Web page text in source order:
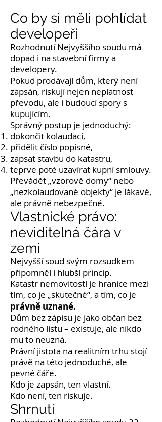
Co by si měli pohlídat
developeři
Rozhodnutí Nejvyššího soudu má
dopad i na stavební firmy a
developery.
Pokud prodávají dům, který není
zapsán, riskují nejen neplatnost
převodu, ale i budoucí spory s
kupujícím.
Správný postup je jednoduchý:
dokončit kolaudaci,
přidělit číslo popisné,
zapsat stavbu do katastru,
teprve poté uzavírat kupní smlouvy.
Převádět „vzorové domy“ nebo
„nezkolaudované objekty“ je lákavé,
ale právně nebezpečné.
Vlastnické právo:
neviditelná čára v
zemi
Nejvyšší soud svým rozsudkem
připomněl i hlubší princip.
Katastr nemovitostí je hranice mezi
tím, co je „skutečné“, a tím, co je
právně uznané.
Dům bez zápisu je jako občan bez
rodného listu – existuje, ale nikdo
mu to neuzná.
Právní jistota na realitním trhu stojí
právě na této jednoduché, ale
pevné čáře.
Kdo je zapsán, ten vlastní.
Kdo není, ten riskuje.
Shrnutí